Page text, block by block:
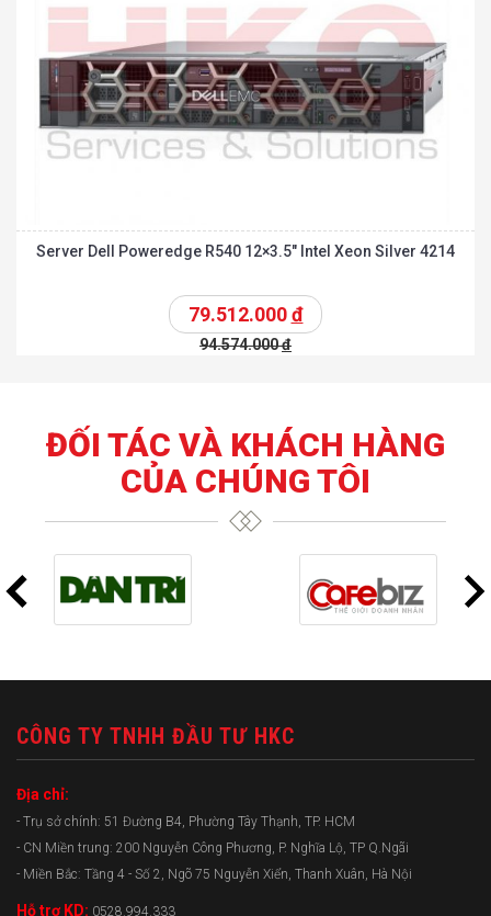
Server Dell Poweredge R540 12×3.5″ Intel Xeon Silver 4214
79.512.000đ
94.574.000đ
ĐỐI TÁC VÀ KHÁCH HÀNG
CỦA CHÚNG TÔI
CÔNG TY TNHH ĐẦU TƯ HKC
Địa chỉ:
- Trụ sở chính: 51 Đường B4, Phường Tây Thạnh, TP. HCM
- CN Miền trung: 200 Nguyễn Công Phương, P. Nghĩa Lộ, TP Q.Ngãi
- Miền Bắc: Tầng 4 - Số 2, Ngõ 75 Nguyễn Xiển, Thanh Xuân, Hà Nội
Hỗ trợ KD: 0528.994.333